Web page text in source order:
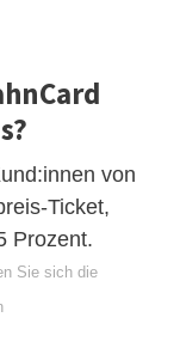
von
Ticket,
Prozent.
Sie sich die